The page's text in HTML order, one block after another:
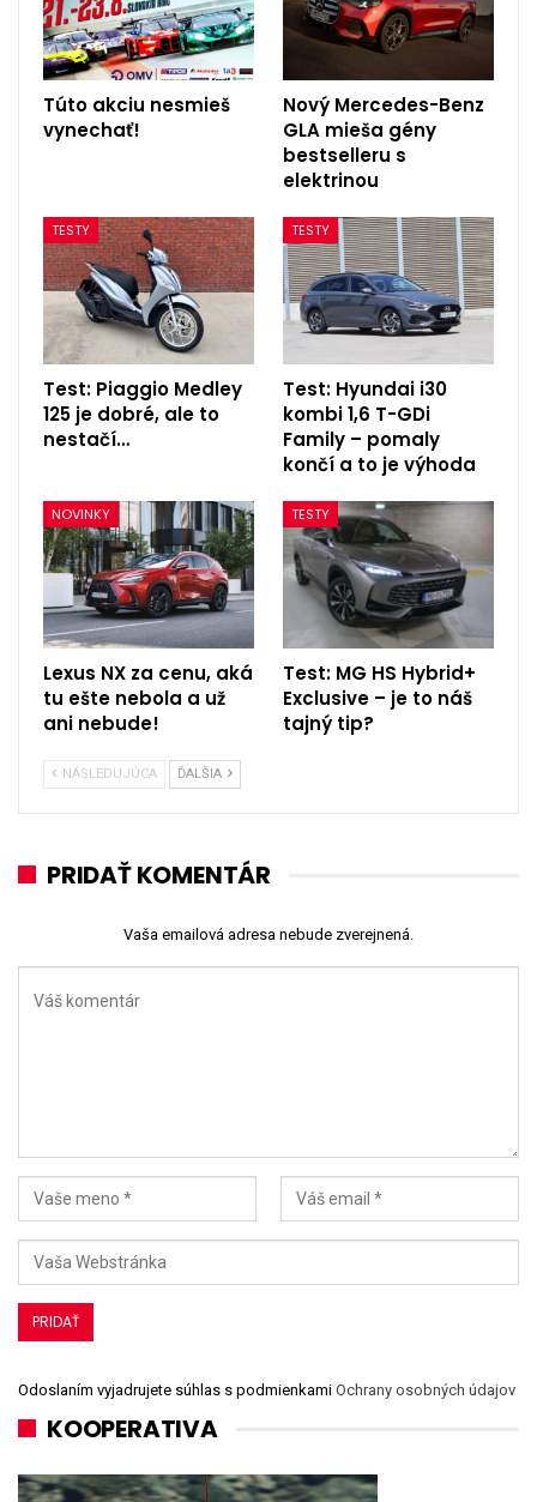
Túto akciu nesmieš
vynechať!
Nový Mercedes-Benz
GLA mieša gény
bestselleru s
elektrinou
TESTY
Test: Piaggio Medley
125 je dobré, ale to
nestačí…
TESTY
Test: Hyundai i30
kombi 1,6 T-GDi
Family – pomaly
končí a to je výhoda
NOVINKY
Lexus NX za cenu, aká
tu ešte nebola a už
ani nebude!
TESTY
Test: MG HS Hybrid+
Exclusive – je to náš
tajný tip?
NÁSLEDUJÚCA ĎALŠIA
PRIDAŤ KOMENTÁR
Vaša emailová adresa nebude zverejnená.
Odoslaním vyjadrujete súhlas s podmienkami Ochrany osobných údajov
KOOPERATIVA